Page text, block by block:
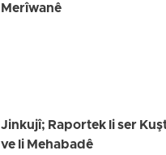
Merîwanê
Jinkujî; Raportek li ser
ve li Mehabadê